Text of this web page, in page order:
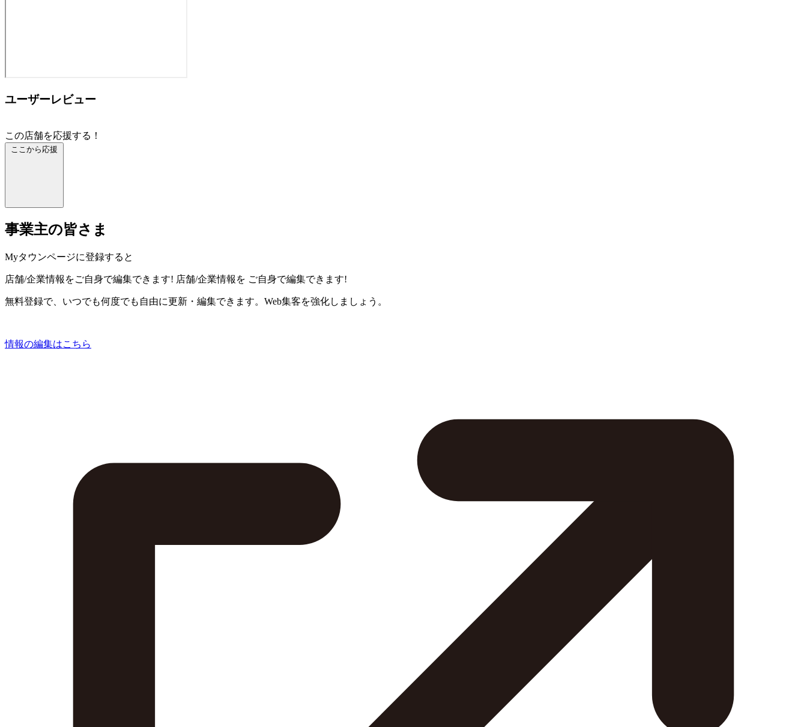
ユーザーレビュー
この店舗を応援する！
ここから応援
事業主の皆さま
Myタウンページに登録すると
店舗/企業情報をご自身で編集できます! 店舗/企業情報を ご自身で編集できます!
無料登録で、いつでも何度でも自由に更新・編集できます。Web集客を強化しましょう。
情報の編集はこちら